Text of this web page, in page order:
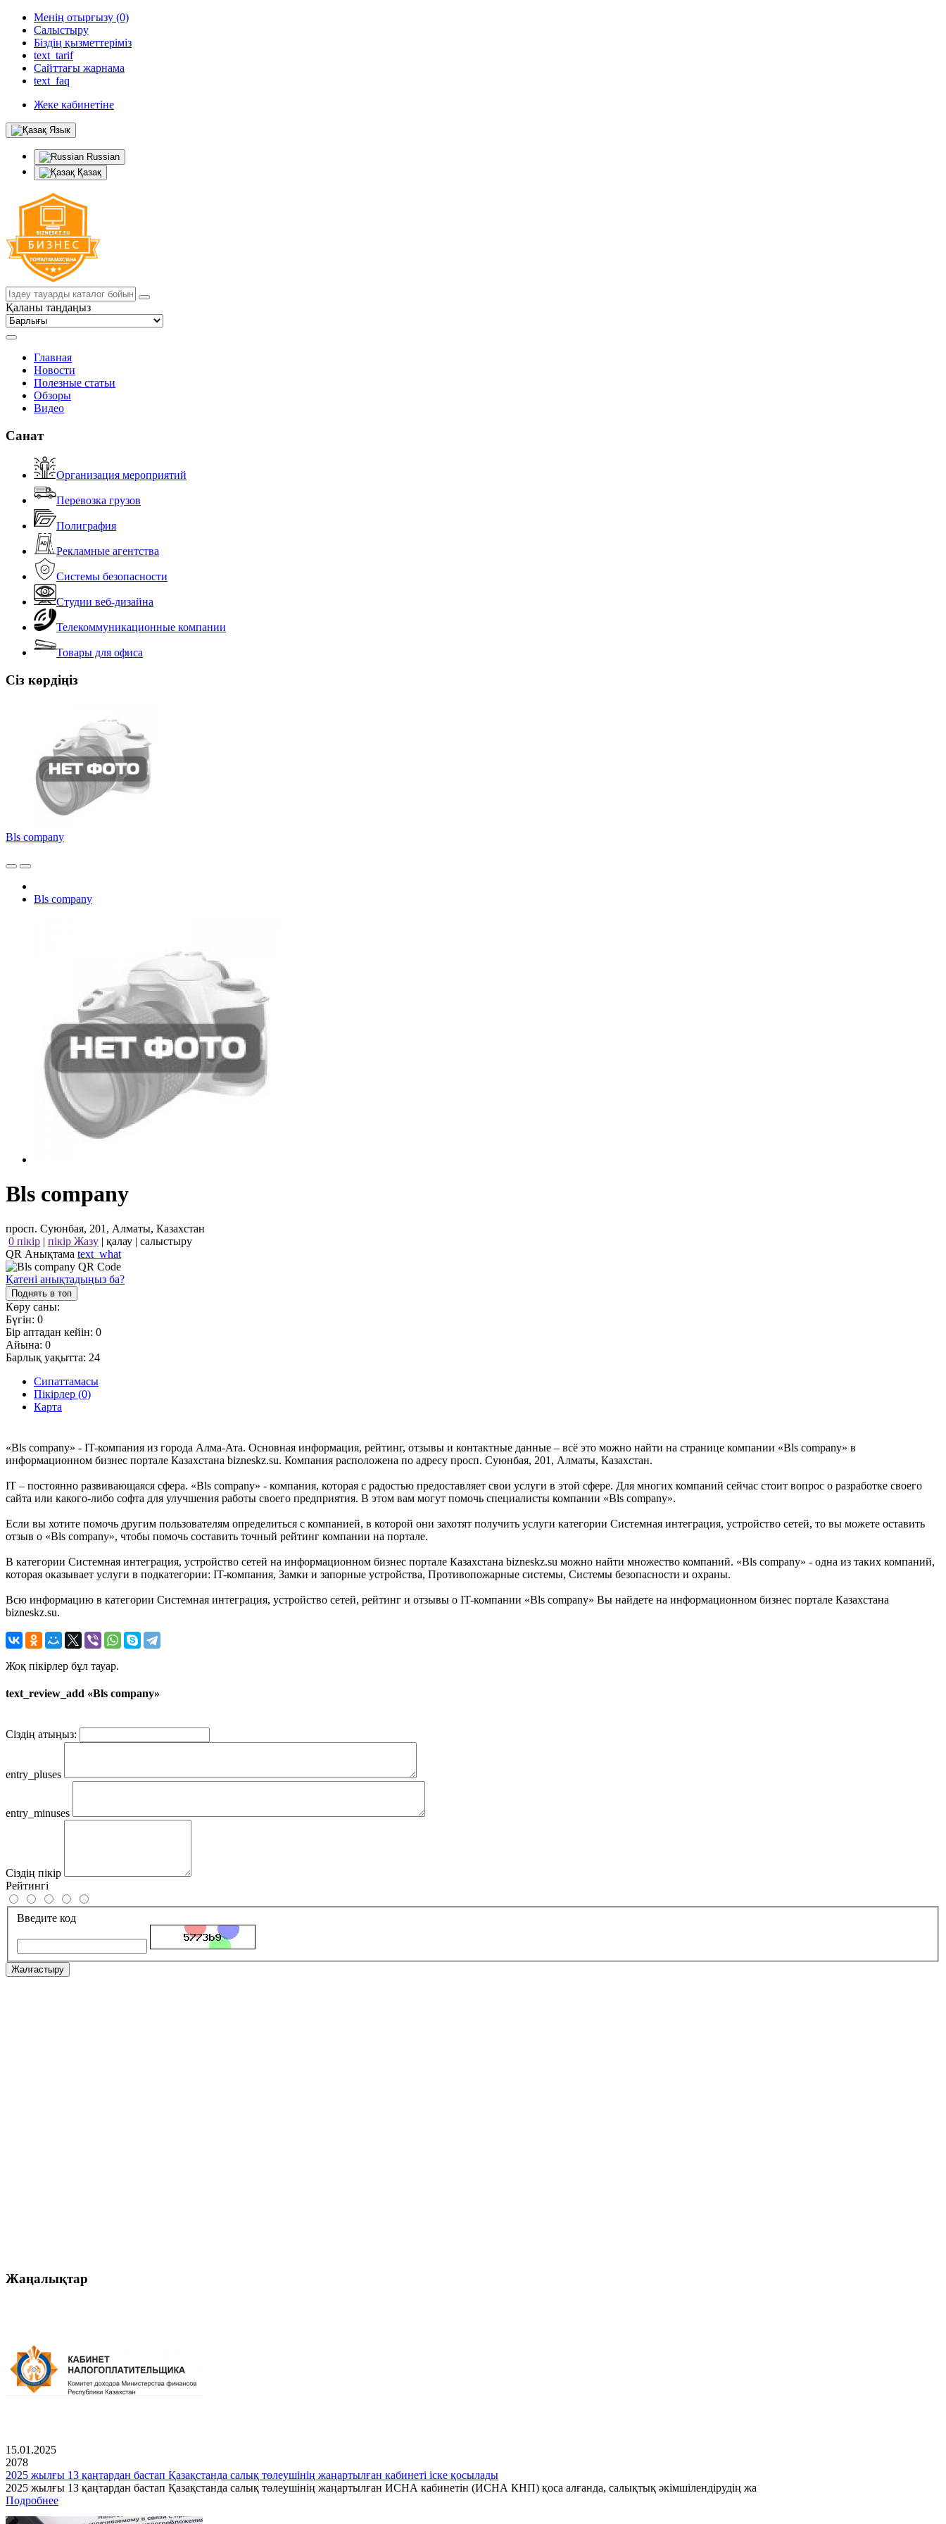
Менің отырғызу (0)
Салыстыру
Біздің қызметтеріміз
text_tarif
Сайттағы жарнама
text_faq
Жеке кабинетіне
Язык
Russian
Қазақ
Қаланы таңдаңыз
Главная
Новости
Полезные статьи
Обзоры
Видео
Санат
Организация мероприятий
Перевозка грузов
Полиграфия
Рекламные агентства
Системы безопасности
Студии веб-дизайна
Телекоммуникационные компании
Товары для офиса
Сіз көрдіңіз
Bls company
Bls company
Bls company
просп. Суюнбая, 201, Алматы, Казахстан
0 пікір | пікір Жазу | қалау | салыстыру
QR Анықтама text_what
Қатені анықтадыңыз ба?
Поднять в топ
Көру саны:
Бүгін: 0
Бір аптадан кейін: 0
Айына: 0
Барлық уақытта: 24
Сипаттамасы
Пікірлер (0)
Карта
«Bls company» - IT-компания из города Алма-Ата. Основная информация, рейтинг, отзывы и контактные данные – всё это можно найти на странице компании «Bls company» в
информационном бизнес портале Казахстана bizneskz.su. Компания расположена по адресу просп. Суюнбая, 201, Алматы, Казахстан.
IT – постоянно развивающаяся сфера. «Bls company» - компания, которая с радостью предоставляет свои услуги в этой сфере. Для многих компаний сейчас стоит вопрос о разработке своего
сайта или какого-либо софта для улучшения работы своего предприятия. В этом вам могут помочь специалисты компании «Bls company».
Если вы хотите помочь другим пользователям определиться с компанией, в которой они захотят получить услуги категории Системная интеграция, устройство сетей, то вы можете оставить
отзыв о «Bls company», чтобы помочь составить точный рейтинг компании на портале.
В категории Системная интеграция, устройство сетей на информационном бизнес портале Казахстана bizneskz.su можно найти множество компаний. «Bls company» - одна из таких компаний,
которая оказывает услуги в подкатегории: IT-компания, Замки и запорные устройства, Противопожарные системы, Системы безопасности и охраны.
Всю информацию в категории Системная интеграция, устройство сетей, рейтинг и отзывы о IT-компании «Bls company» Вы найдете на информационном бизнес портале Казахстана
bizneskz.su.
Жоқ пікірлер бұл тауар.
text_review_add «Bls company»
Сіздің атыңыз:
entry_pluses
entry_minuses
Сіздің пікір
Рейтингі
Введите код
Жалғастыру
Жаңалықтар
15.01.2025
2078
2025 жылғы 13 қаңтардан бастап Қазақстанда салық төлеушінің жаңартылған кабинеті іске қосылады
2025 жылғы 13 қаңтардан бастап Қазақстанда салық төлеушінің жаңартылған ИСНА кабинетін (ИСНА КНП) қоса алғанда, салықтық әкімшілендірудің жа
Подробнее